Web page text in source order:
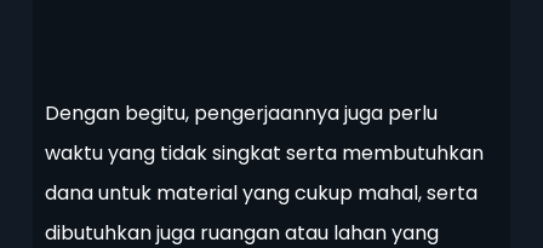
Dengan begitu, pengerjaannya juga perlu
waktu yang tidak singkat serta membutuhkan
dana untuk material yang cukup mahal, serta
dibutuhkan juga ruangan atau lahan yang